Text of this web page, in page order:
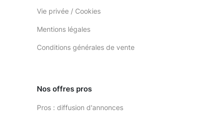
Vie privée / Cookies
Mentions légales
Conditions générales de vente
Nos offres pros
Pros : diffusion d'annonces